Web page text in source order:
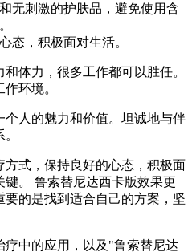
无刺激的护肤品，避免使用含
态，积极面对生活。
体力，很多工作都可以胜任。
环境。
个人的魅力和价值。坦诚地与伴
式，保持良好的心态，积极面
。 鲁索替尼达西卡版效果更
的是找到适合自己的方案，坚
中的应用，以及"鲁索替尼达